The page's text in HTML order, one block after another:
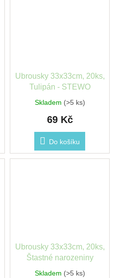
Ubrousky 33x33cm, 20ks,
Tulipán - STEWO
Skladem (>5 ks)
69 Kč
Do košíku
Ubrousky 33x33cm, 20ks,
Štastné narozeniny
Skladem (>5 ks)